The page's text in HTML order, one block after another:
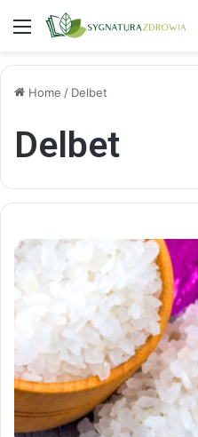
Menu
Home / Delbet
Delbet